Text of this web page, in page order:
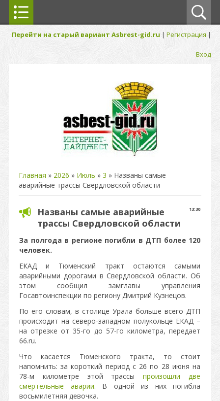
Перейти на старый вариант Asbrest-gid.ru | Регистрация |
Вход
Главная » 2026 » Июль » 3 » Названы самые
аварийные трассы Свердловской области
13:30
Названы самые аварийные
трассы Свердловской области
За полгода в регионе погибли в ДТП более 120
человек.
ЕКАД и Тюменский тракт остаются самыми
аварийными дорогами в Свердловской области. Об
этом сообщил замглавы управления
Госавтоинспекции по региону Дмитрий Кузнецов.
По его словам, в столице Урала больше всего ДТП
происходит на северо-западном полукольце ЕКАД –
на отрезке от 35-го до 57-го километра, передает
66.ru.
Что касается Тюменского тракта, то стоит
напомнить: за короткий период с 26 по 28 июня на
78-м километре этой трассыпроизошли две
смертельные аварии. В одной из них погибла
восьмилетняя девочка.